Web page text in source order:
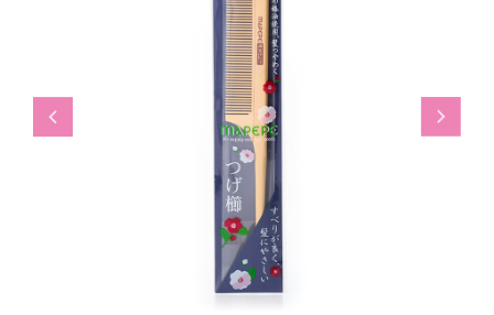
Previous Next